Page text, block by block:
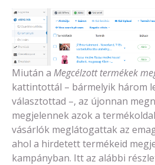
Miután a Megcélzott termékek
kattintottál – bármelyik három
választottad –, az újonnan
megjelennek azok a
vásárlók meglátogattak az
ahol a hirdetett termékeid
kampányban. Itt az alábbi